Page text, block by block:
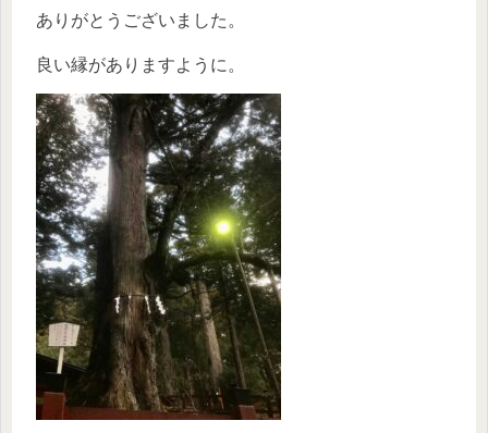
ありがとうございました。
良い縁がありますように。